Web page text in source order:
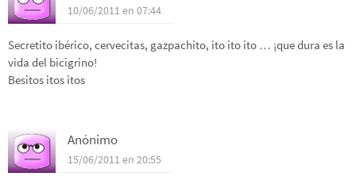
10/06/2011 en 07:44
Secretito ibérico, cervecitas, gazpachito, ito ito ito … ¡que dura es la
vida del bicigrino!
Besitos itos itos
Anónimo
15/06/2011 en 20:55